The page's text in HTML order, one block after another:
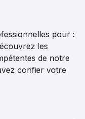
pour :
les
de notre
confier votre